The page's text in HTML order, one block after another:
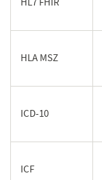
HLA MSZ
ICD-10
ICF